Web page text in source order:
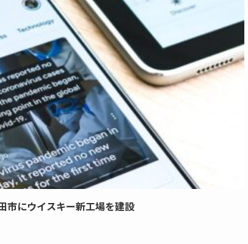
市にウイスキー新工場を建設